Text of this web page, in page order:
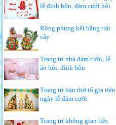
lễ đính hôn, đám cưới hỏi
Rồng phụng kết bằng trái
cây
Trang trí nhà đám cưới, lễ
ăn hỏi, đính hôn
Trang trí bàn thờ tổ gia tiên
ngày lễ đám cưới
Trang trí không gian tiệc